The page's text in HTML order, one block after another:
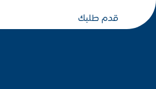
قدم طلبك